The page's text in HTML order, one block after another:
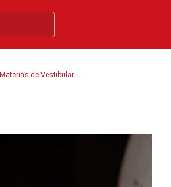
Matérias de Vestibular